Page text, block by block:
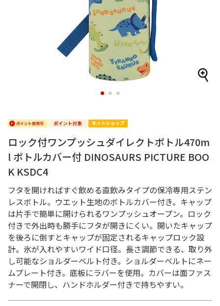
1 2 3
ロック付ワンプッシュダイレクトボトル470m
l ボトルカバー付 DINOSAURS PICTURE BOO
K KSDC4
フタを開ければすぐ飲める直飲みタイプの保冷専用ステン
レスボトル。ウエット生地のボトルカバー付き。キャップ
は片手で簡単に開けられるワンプッシュオープン。ロック
付きで外出時も勝手にフタが開きにくい。開いたキャップ
を後ろに倒すとキャップが固定されるキャップロック設
計。氷が入れやすいワイド口径。長さ調節できる、取り外
し可能なショルダーベルト付き。ショルダーベルトにネー
ムプレート付き。底板にラバーを使用。カバーは面ファス
ナーで開閉し、ハンドホルダー付きで持ちやすい。